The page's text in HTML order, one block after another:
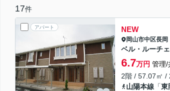
17件
アパート NEW
岡山市中区長岡
ベル・ルー
6.7万円 管理/
2階 / 57.07㎡ /
山陽本線 「東